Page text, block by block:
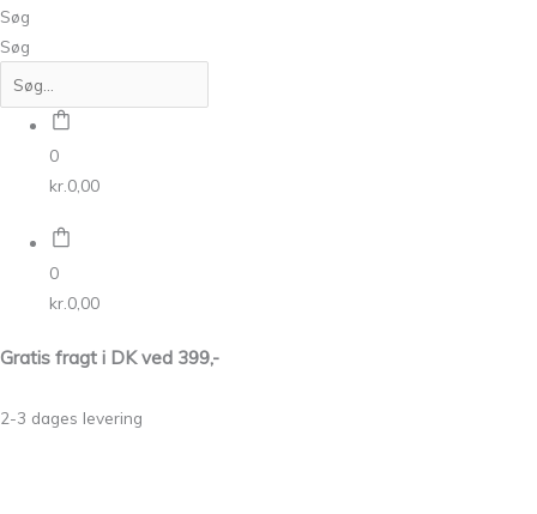
Søg
Søg
0
kr. 0,00
0
kr. 0,00
Gratis fragt i DK ved 399,-
2-3 dages levering